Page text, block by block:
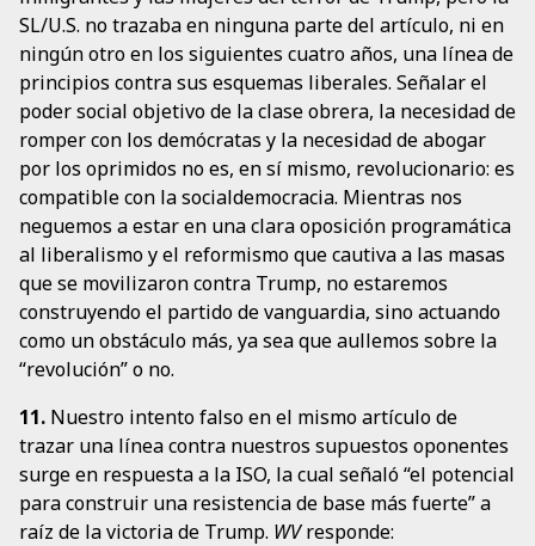
SL/U.S. no trazaba en ninguna parte del artículo, ni en
ningún otro en los siguientes cuatro años, una línea de
principios contra sus esquemas liberales. Señalar el
poder social objetivo de la clase obrera, la necesidad de
romper con los demócratas y la necesidad de abogar
por los oprimidos no es, en sí mismo, revolucionario: es
compatible con la socialdemocracia. Mientras nos
neguemos a estar en una clara oposición programática
al liberalismo y el reformismo que cautiva a las masas
que se movilizaron contra Trump, no estaremos
construyendo el partido de vanguardia, sino actuando
como un obstáculo más, ya sea que aullemos sobre la
“revolución” o no.
11. Nuestro intento falso en el mismo artículo de
trazar una línea contra nuestros supuestos oponentes
surge en respuesta a la ISO, la cual señaló “el potencial
para construir una resistencia de base más fuerte” a
raíz de la victoria de Trump. WVresponde: